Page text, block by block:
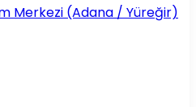
Merkezi (Adana / Yüreğir)